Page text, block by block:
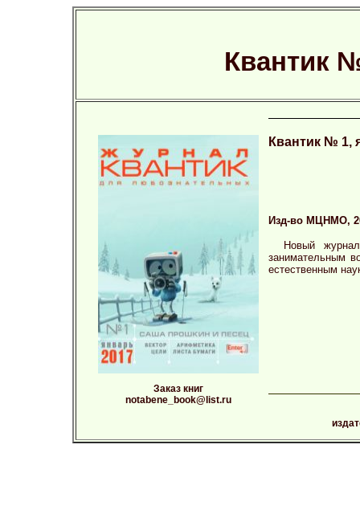
Квантик
Квантик № 1,
Изд-во МЦНМО,
Новый
занимательным
естественным
Заказ книг
notabene_book@list.ru